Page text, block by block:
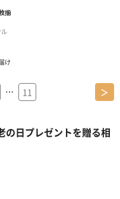
… 11 ＞
の日プレゼントを贈る相